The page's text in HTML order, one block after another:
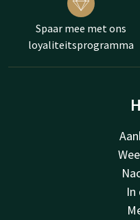
Spaar mee met ons
loyaliteitsprogramma
In